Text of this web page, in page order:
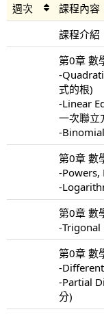
週次 課程內容
課程介紹
第0章 數
-
式的根)
-Linear
一次聯立
-
第0章 數
-Powers,
-
第0章 數
-Trigonal
第0章 數
-
-Partial
分)